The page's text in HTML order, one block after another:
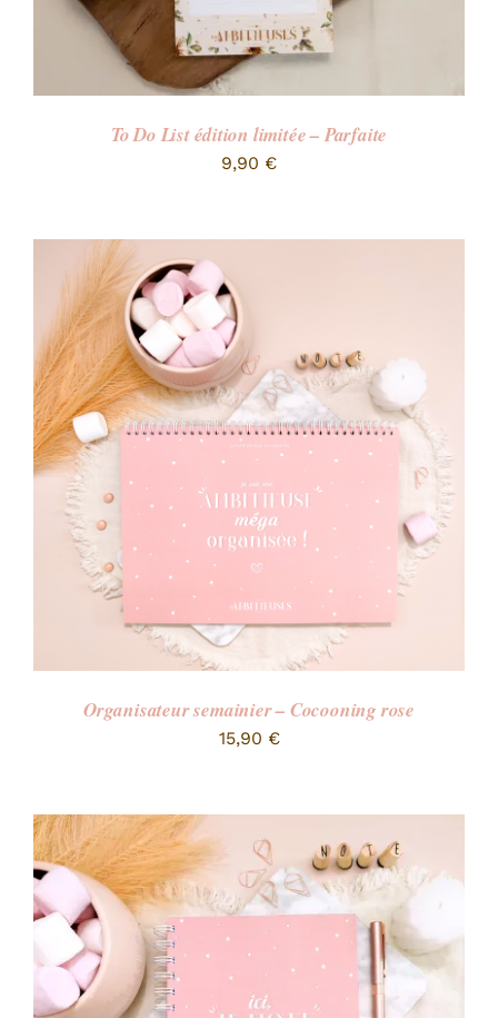
To Do List édition limitée – Parfaite
9,90 €
Organisateur semainier – Cocooning rose
15,90 €